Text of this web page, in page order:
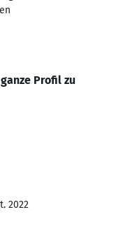
Profil zu
2022